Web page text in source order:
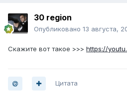
30 region
Опубликовано 13 августа,
Скажите вот такое >>> https://
Цитата